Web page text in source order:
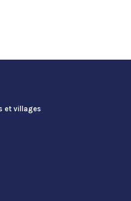
et villages